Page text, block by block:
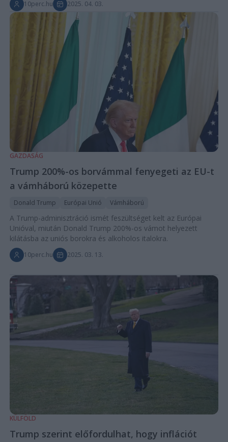
10perc.hu 2025. 04. 03.
GAZDASÁG
Trump 200%-os borvámmal fenyegeti az EU-t
a vámháború közepette
Donald Trump Európai Unió Vámháború
A Trump-adminisztráció ismét feszültséget kelt az Európai
Unióval, miután Donald Trump 200%-os vámot helyezett
kilátásba az uniós borokra és alkoholos italokra.
10perc.hu 2025. 03. 13.
KÜLFÖLD
Trump szerint előfordulhat, hogy inflációt